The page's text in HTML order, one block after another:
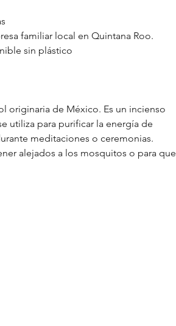
familiar local en Quintana Roo.
sin plástico
originaria de México. Es un incienso
utiliza para purificar la energía de
meditaciones o ceremonias.
alejados a los mosquitos o para que